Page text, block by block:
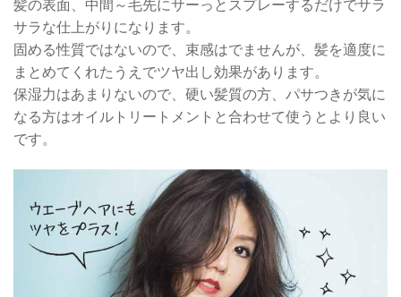
髪の表面、中間～毛先にサーっとスプレーするだけでサラ
サラな仕上がりになります。
固める性質ではないので、束感はでませんが、髪を適度に
まとめてくれたうえでツヤ出し効果があります。
保湿力はあまりないので、硬い髪質の方、パサつきが気に
なる方はオイルトリートメントと合わせて使うとより良い
です。